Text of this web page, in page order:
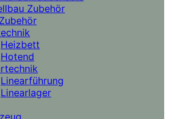
Zubehör
Heizbett
Hotend
Linearführung
Linearlager